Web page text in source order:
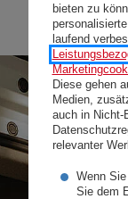
bieten zu
laufend
Diese gehen
Medien,
auch in Nicht-
relevanter
Wenn
Sie dem
Ich will